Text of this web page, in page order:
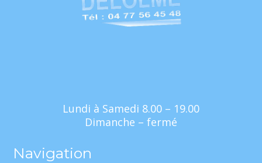
Lundi à Samedi 8.00 – 19.00
Dimanche – fermé
Navigation